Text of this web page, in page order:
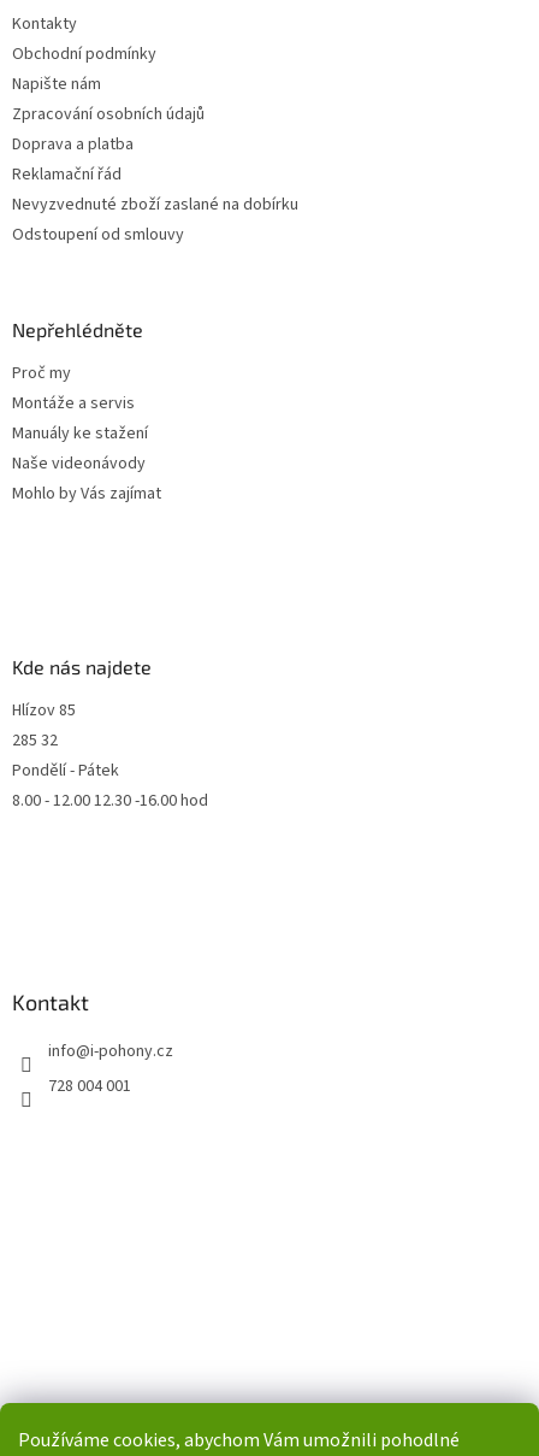
Používáme cookies, abychom Vám umožnili pohodlné
Kontakty
Obchodní podmínky
Napište nám
Zpracování osobních údajů
Doprava a platba
Reklamační řád
Nevyzvednuté zboží zaslané na dobírku
Odstoupení od smlouvy
Nepřehlédněte
Proč my
Montáže a servis
Manuály ke stažení
Naše videonávody
Mohlo by Vás zajímat
Kde nás najdete
Hlízov 85
285 32
Pondělí - Pátek
8.00 - 12.00 12.30 -16.00 hod
Kontakt
info@i-pohony.cz
728 004 001